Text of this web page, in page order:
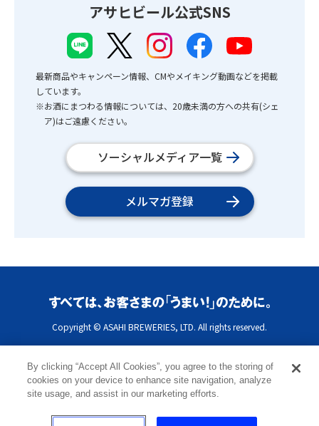
アサヒビール公式SNS
最新商品やキャンペーン情報、CMやメイキング動画などを掲載
しています。
※お酒にまつわる情報については、20歳未満の方への共有(シェ
ア)はご遠慮ください。
ソーシャルメディア一覧
メルマガ登録
Copyright © ASAHI BREWERIES, LTD. All rights reserved.
By clicking “Accept All Cookies”, you agree to the storing of
cookies on your device to enhance site navigation, analyze
site usage, and assist in our marketing efforts.